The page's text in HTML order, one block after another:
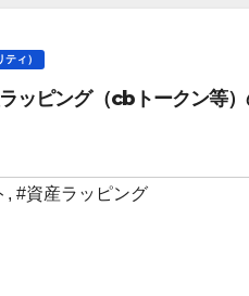
ィ）
ピング（cbトークン等）
, #資産ラッピング